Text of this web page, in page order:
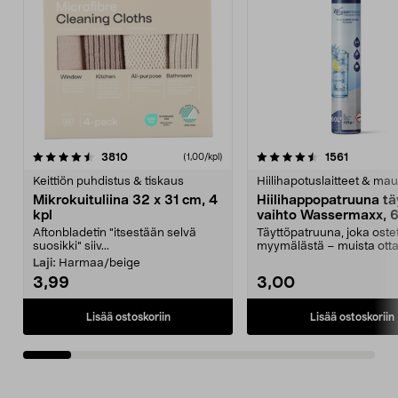
3810arvostelut (1,00/kpl)
Keittiön puhdistus & tiskaus
Mikrokuituliina 32 x 31 cm, 4
kpl
Aftonbladetin "itsestään selvä
suosikki" siiv...
Laji: Harmaa/beige
3,99
Lisää ostoskoriin
4.5viidestä
1561
Hiilihapotuslaitteet &
Hiilihappopatruuna
vaihto Wassermaxx,
Täyttöpatruuna, joka
myymälästä – muista
3,00
Lisää ostoskoriin
4.5viidestä